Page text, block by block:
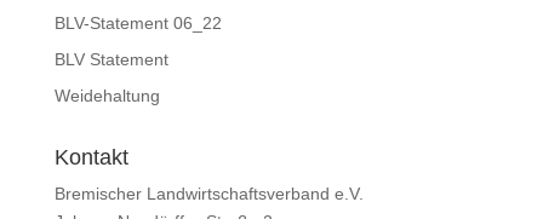
BLV-Statement 06_22
BLV Statement
Weidehaltung
Kontakt
Bremischer Landwirtschaftsverband e.V.